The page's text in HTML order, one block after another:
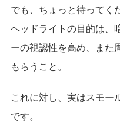
でも、ちょっと待ってく
ヘッドライトの目的は、
ーの視認性を高め、また
もらうこと。
これに対し、実はスモー
です。